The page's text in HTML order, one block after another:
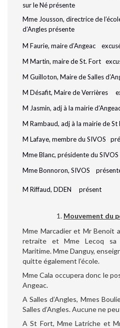
sur le Né présente
Mme Jousson, directrice de
d’Angles présente
M Faurie, maire d’Angeac
M Martin, maire de St. Fort
M Guilloton, Maire de Salles
M Désafit, Maire de Verrières
M Jasmin, adj à la mairie
M Rambaud, adj à la mairie de
M Lafaye, membre du SIVOS
Mme Blanc, présidente du
Mme Bonnoron, SIVOS
M Riffaud, DDEN présent
Mouvement du
Mme Marcadier et Mr Benoit
retraite et Mme Lecoq sa
Maritime. Mme Danguy,
quitte également l’école.
Mme Cala occupera donc le
Angeac.
A Salles d’Angles, Mmes
Salles d’Angles. Aucune ne
A St Fort, Mme Latriche et